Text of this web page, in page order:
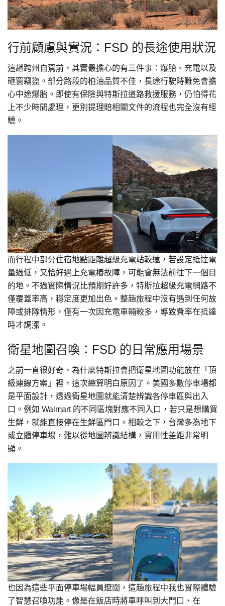
行前顧慮與實況：FSD 的長途使用狀況
這趟跨州自駕前，其實最擔心的有三件事：爆胎、充電以及
砸窗竊盜。部分路段的柏油品質不佳，長途行駛時難免會擔
心中途爆胎。即使有保險與特斯拉道路救援服務，仍怕得花
上不少時間處理，更別提理賠相關文件的流程也完全沒有經
驗。
而行程中部分住宿地點距離超級充電站較遠，若設定抵達電
量過低，又恰好遇上充電樁故障，可能會無法前往下一個目
的地。不過實際情況比預期好許多，特斯拉超級充電網路不
僅覆蓋率高，穩定度更加出色。整趟旅程中沒有遇到任何故
障或排隊情形，僅有一次因充電車輛較多，導致費率在抵達
時才調漲。
衛星地圖召喚：FSD 的日常應用場景
之前一直很好奇，為什麼特斯拉會把衛星地圖功能放在「頂
級連線方案」裡，這次總算明白原因了。美國多數停車場都
是平面設計，透過衛星地圖就能清楚辨識各停車區與出入
口。例如 Walmart 的不同區塊對應不同入口，若只是想購買
生鮮，就能直接停在生鮮區門口。相較之下，台灣多為地下
或立體停車場，難以從地圖辨識結構，實用性差距非常明
顯。
也因為這些平面停車場幅員遼闊，這趟旅程中我也實際體驗
了智慧召喚功能。像是在飯店時將車呼叫到大門口、在